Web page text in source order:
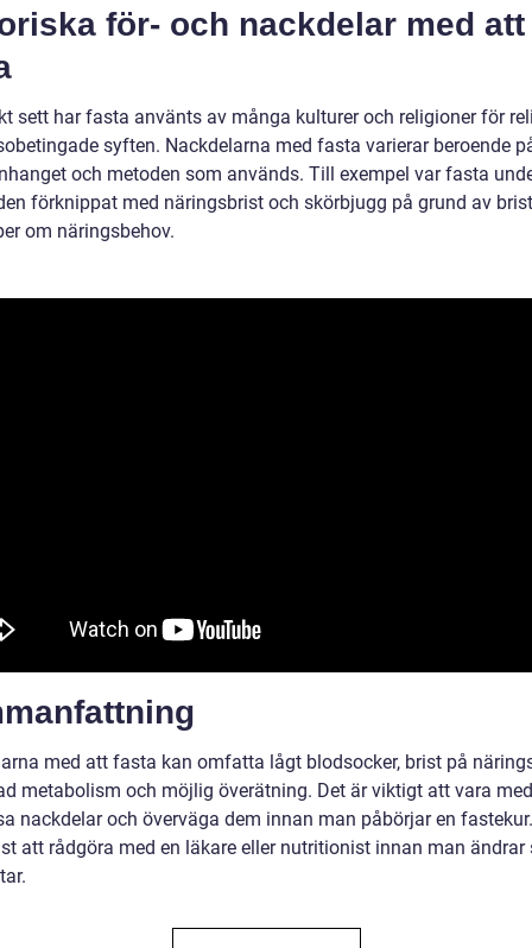
för- och nackdelar med att
sett har fasta använts av många kulturer och religioner för
syften. Nackdelarna med fasta varierar beroende
och metoden som används. Till exempel var fasta
förknippat med näringsbrist och skörbjugg på grund av
om näringsbehov.
med att fasta kan omfatta lågt blodsocker, brist på
metabolism och möjlig överätning. Det är viktigt att vara
nackdelar och överväga dem innan man påbörjar en
att rådgöra med en läkare eller nutritionist innan man ändrar